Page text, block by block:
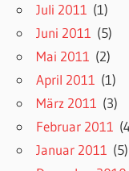
Juli 2011 (1)
Juni 2011 (5)
Mai 2011 (2)
April 2011 (1)
März 2011 (3)
Februar 2011
Januar 2011 (5)